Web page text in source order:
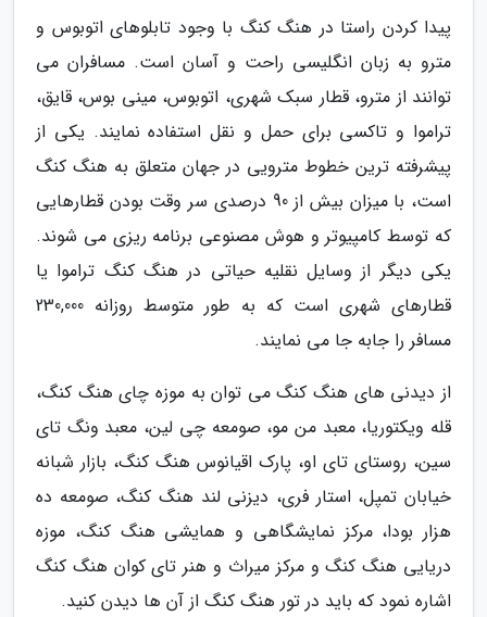
پیدا کردن راستا در هنگ کنگ با وجود تابلوهای اتوبوس و
مترو به زبان انگلیسی راحت و آسان است. مسافران می
توانند از مترو، قطار سبک شهری، اتوبوس، مینی بوس، قایق،
تراموا و تاکسی برای حمل و نقل استفاده نمایند. یکی از
پیشرفته ترین خطوط مترویی در جهان متعلق به هنگ کنگ
است، با میزان بیش از 90 درصدی سر وقت بودن قطارهایی
که توسط کامپیوتر و هوش مصنوعی برنامه ریزی می شوند.
یکی دیگر از وسایل نقلیه حیاتی در هنگ کنگ تراموا یا
قطارهای شهری است که به طور متوسط روزانه 230,000
مسافر را جابه جا می نمایند.
از دیدنی های هنگ کنگ می توان به موزه چای هنگ کنگ،
قله ویکتوریا، معبد من مو، صومعه چی لین، معبد ونگ تای
سین، روستای تای او، پارک اقیانوس هنگ کنگ، بازار شبانه
خیابان تمپل، استار فری، دیزنی لند هنگ کنگ، صومعه ده
هزار بودا، مرکز نمایشگاهی و همایشی هنگ کنگ، موزه
دریایی هنگ کنگ و مرکز میراث و هنر تای کوان هنگ کنگ
اشاره نمود که باید در تور هنگ کنگ از آن ها دیدن کنید.